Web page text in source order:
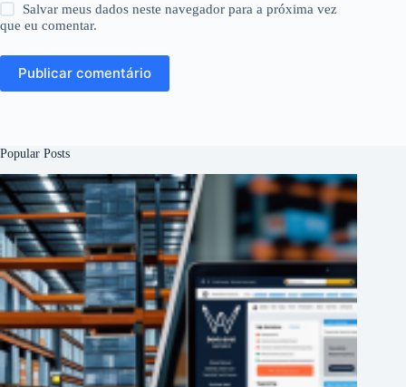
Salvar meus dados neste navegador para a próxima vez
que eu comentar.
Publicar comentário
Popular Posts